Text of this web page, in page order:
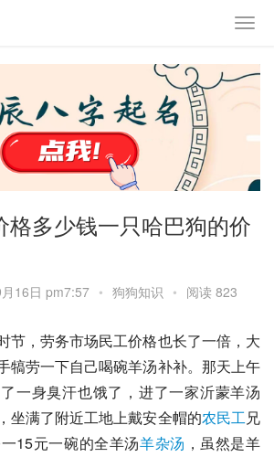
格多少钱一只哈巴狗的价
16日 pm7:57 • 狗狗知识 • 阅读 823
节，劳务市场民工价格也长了一倍，大
犒劳一下自己喝碗羊汤补补。那天上午
一身臭汗也饿了，进了一家沂蒙羊汤
坐满了附近工地上戴安全帽的农民工兄
15元一碗的全羊汤羊杂汤 ，虽然是羊